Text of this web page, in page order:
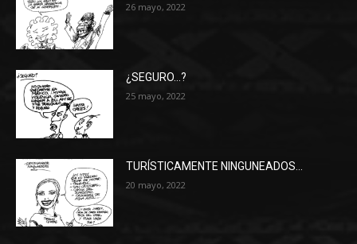
26 mayo, 2022
¿SEGURO…?
25 mayo, 2022
TURÍSTICAMENTE NINGUNEADOS…
20 mayo, 2022